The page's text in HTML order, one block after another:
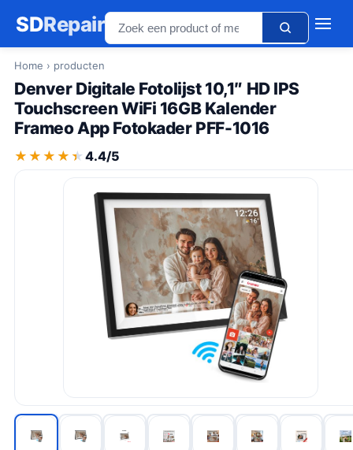
SDRepair
Home › producten
Denver Digitale Fotolijst 10,1″ HD IPS
Touchscreen WiFi 16GB Kalender
Frameo App Fotokader PFF-1016
★★★★★
★★★★★ 4.4/5